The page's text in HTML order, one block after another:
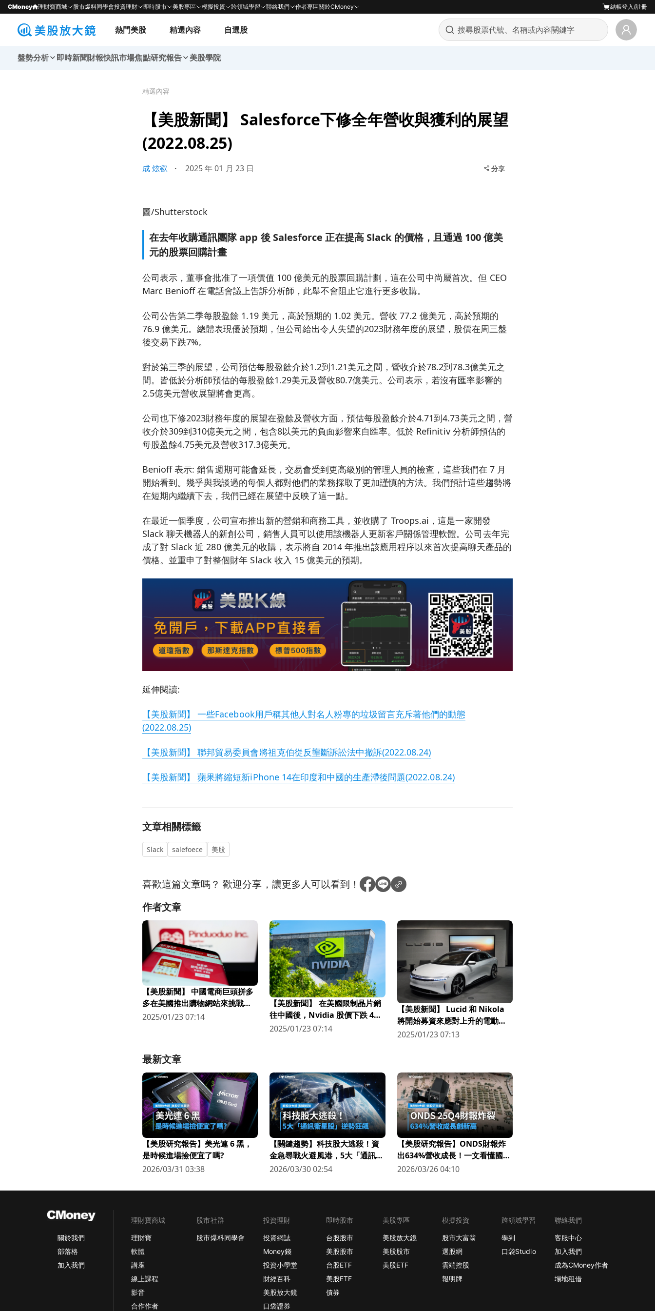
CMoney 理財寶商城 股市爆料同學會投資理財 即時股市 美股專區 模擬投資 跨領域學習 聯絡我們 作者專區關於CMoney 結帳登入/註冊
熱門美股 精選內容 自選股
盤勢分析 即時新聞財報快訊市場焦點研究報告 美股學院
精選內容
【美股新聞】 Salesforce下修全年營收與獲利的展望
(2022.08.25)
成 炫叡 ・ 2025 年 01 月 23 日 分享
圖/Shutterstock
在去年收購通訊團隊 app 後 Salesforce 正在提高 Slack 的價格，且通過 100 億美
元的股票回購計畫
公司表示，董事會批准了一項價值 100 億美元的股票回購計劃，這在公司中尚屬首次。但 CEO
Marc Benioff 在電話會議上告訴分析師，此舉不會阻止它進行更多收購。
公司公告第二季每股盈餘 1.19 美元，高於預期的 1.02 美元。營收 77.2 億美元，高於預期的
76.9 億美元。總體表現優於預期，但公司給出令人失望的2023財務年度的展望，股價在周三盤
後交易下跌7%。
對於第三季的展望，公司預估每股盈餘介於1.2到1.21美元之間，營收介於78.2到78.3億美元之
間。皆低於分析師預估的每股盈餘1.29美元及營收80.7億美元。公司表示，若沒有匯率影響的
2.5億美元營收展望將會更高。
公司也下修2023財務年度的展望在盈餘及營收方面，預估每股盈餘介於4.71到4.73美元之間，營
收介於309到310億美元之間，包含8以美元的負面影響來自匯率。低於 Refinitiv 分析師預估的
每股盈餘4.75美元及營收317.3億美元。
Benioff 表示: 銷售週期可能會延長，交易會受到更高級別的管理人員的檢查，這些我們在 7 月
開始看到。幾乎與我談過的每個人都對他們的業務採取了更加謹慎的方法。我們預計這些趨勢將
在短期內繼續下去，我們已經在展望中反映了這一點。
在最近一個季度，公司宣布推出新的營銷和商務工具，並收購了 Troops.ai，這是一家開發
Slack 聊天機器人的新創公司，銷售人員可以使用該機器人更新客戶關係管理軟體。公司去年完
成了對 Slack 近 280 億美元的收購，表示將自 2014 年推出該應用程序以來首次提高聊天產品的
價格。並重申了對整個財年 Slack 收入 15 億美元的預期。
延伸閱讀:
【美股新聞】 一些Facebook用戶稱其他人對名人粉專的垃圾留言充斥著他們的動態
(2022.08.25)
【美股新聞】 聯邦貿易委員會將祖克伯從反壟斷訴訟法中撤訴(2022.08.24)
【美股新聞】 蘋果將縮短新iPhone 14在印度和中國的生產滯後問題(2022.08.24)
文章相關標籤
Slack salefoece 美股
喜歡這篇文章嗎？歡迎分享，讓更多人可以看到！
作者文章
【美股新聞】 中國電商巨頭拼多
多在美國推出購物網站來挑戰亞
馬遜 (2022.09.5)
2025/01/23 07:14
【美股新聞】 在美國限制晶片銷
往中國後，Nvidia 股價下跌 4%
(2022.09.1)
2025/01/23 07:14
【美股新聞】 Lucid 和 Nikola
將開始募資來應對上升的電動車
成本(2022.08.31)
2025/01/23 07:13
最新文章
【美股研究報告】美光連 6 黑，
是時候進場撿便宜了嗎?
2026/03/31 03:38
【關鍵趨勢】科技股大逃殺！資
金急尋戰火避風港，5大「通訊衛
星股」逆勢狂飆
2026/03/30 02:54
【美股研究報告】ONDS財報炸
出634%營收成長！一文看懂國防
科技新星
2026/03/26 04:10
關於我們
部落格
加入我們
理財寶商城
理財寶
軟體
講座
線上課程
影音
合作作者
股市社群
股市爆料同學會
投資理財
投資網誌
Money錢
投資小學堂
財經百科
美股放大鏡
口袋證券
即時股市
台股股市
美股股市
台股ETF
美股ETF
債券
美股專區
美股放大鏡
美股股市
美股ETF
模擬投資
股市大富翁
選股網
雲端控股
報明牌
跨領域學習
學到
口袋Studio
聯絡我們
客服中心
加入我們
成為CMoney作者
場地租借